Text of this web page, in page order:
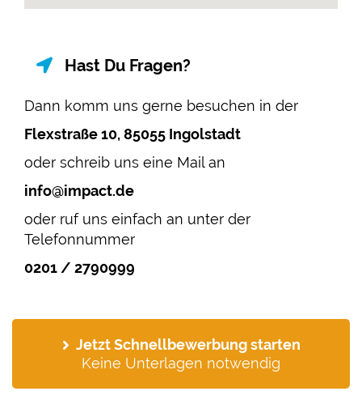
Hast Du Fragen?
Dann komm uns gerne besuchen in der
Flexstraße 10, 85055 Ingolstadt
oder schreib uns eine Mail an
info@impact.de
oder ruf uns einfach an unter der
Telefonnummer
0201 / 2790999
Jetzt Schnellbewerbung starten
Keine Unterlagen notwendig